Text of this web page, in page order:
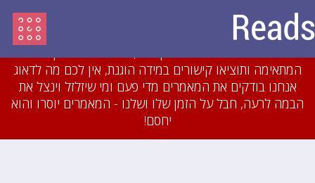
עדכון מיולי 2018: לאחרונה חסמנו משתמשים והסרנו
עשרות מאמרים שהיו מועתקים או כתובים בזילזול בצורה
המתאימה ותוציאו קישורים במידה הוגנת, אין לכם מה לדאוג
אנחנו בודקים את המאמרים מדי פעם ומי שיזלזל וינצל את
הבמה לרעה, חבל על הזמן שלו ושלנו - המאמרים יוסרו והוא
יחסם!